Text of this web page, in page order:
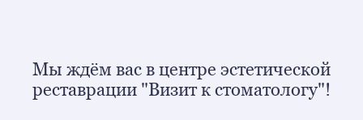
Мы ждём вас в центре эстетической
реставрации "Визит к стоматологу"!